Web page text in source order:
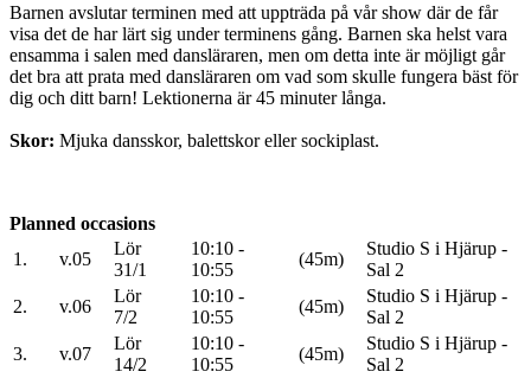
Barnen avslutar terminen med att uppträda på vår show där de får
visa det de har lärt sig under terminens gång. Barnen ska helst vara
ensamma i salen med dansläraren, men om detta inte är möjligt går
det bra att prata med dansläraren om vad som skulle fungera bäst för
dig och ditt barn! Lektionerna är 45 minuter långa.
Skor: Mjuka dansskor, balettskor eller sockiplast.
Planned occasions
1.
v.05
Lör
31/1
10:10 -
10:55
(45m)
Studio S i Hjärup -
Sal 2
2.
v.06
Lör
7/2
10:10 -
10:55
(45m)
Studio S i Hjärup -
Sal 2
3.
v.07
Lör
14/2
10:10 -
10:55
(45m)
Studio S i Hjärup -
Sal 2